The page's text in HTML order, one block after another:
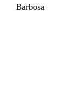
Barbosa